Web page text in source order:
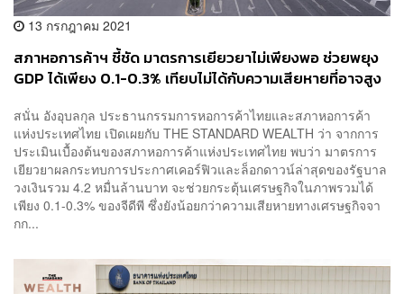
13 กรกฎาคม 2021
สภาหอการค้าฯ ชี้ชัด มาตรการเยียวยาไม่เพียงพอ ช่วยพยุง
GDP ได้เพียง 0.1-0.3% เทียบไม่ได้กับความเสียหายที่อาจสูง
สนั่น อังอุบลกุล ประธานกรรมการหอการค้าไทยและสภาหอการค้า
แห่งประเทศไทย เปิดเผยกับ THE STANDARD WEALTH ว่า จากการ
ประเมินเบื้องต้นของสภาหอการค้าแห่งประเทศไทย พบว่า มาตรการ
เยียวยาผลกระทบการประกาศเคอร์ฟิวและล็อกดาวน์ล่าสุดของรัฐบาล
วงเงินรวม 4.2 หมื่นล้านบาท จะช่วยกระตุ้นเศรษฐกิจในภาพรวมได้
เพียง 0.1-0.3% ของจีดีพี ซึ่งยังน้อยกว่าความเสียหายทางเศรษฐกิจจา
กก...